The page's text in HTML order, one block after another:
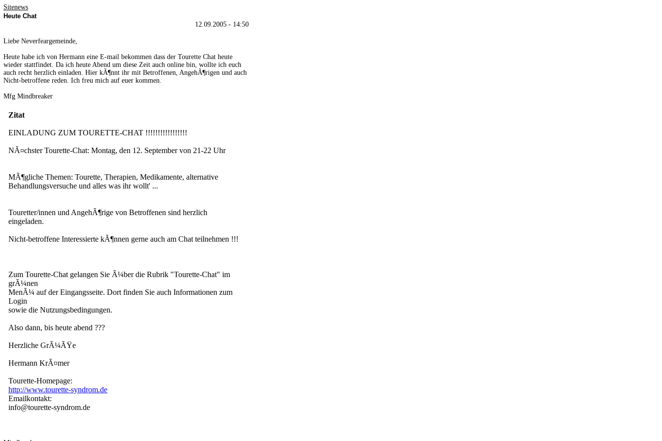
Sitenews
Heute Chat
12.09.2005 - 14:50
Liebe Neverfeargemeinde,
Heute habe ich von Hermann eine E-mail bekommen dass der Tourette Chat heute
wieder stattfindet. Da ich heute Abend um diese Zeit auch online bin, wollte ich euch
auch recht herzlich einladen. Hier kÃ¶nnt ihr mit Betroffenen, AngehÃ¶rigen und auch
Nicht-betroffene reden. Ich freu mich auf euer kommen.
Mfg Mindbreaker
Zitat
EINLADUNG ZUM TOURETTE-CHAT !!!!!!!!!!!!!!!!!
NÃ¤chster Tourette-Chat: Montag, den 12. September von 21-22 Uhr
MÃ¶gliche Themen: Tourette, Therapien, Medikamente, alternative
Behandlungsversuche und alles was ihr wollt' ...
Touretter/innen und AngehÃ¶rige von Betroffenen sind herzlich
eingeladen.
Nicht-betroffene Interessierte kÃ¶nnen gerne auch am Chat teilnehmen !!!
Zum Tourette-Chat gelangen Sie Ã¼ber die Rubrik "Tourette-Chat" im
grÃ¼nen
MenÃ¼ auf der Eingangsseite. Dort finden Sie auch Informationen zum
Login
sowie die Nutzungsbedingungen.
Also dann, bis heute abend ???
Herzliche GrÃ¼ÃŸe
Hermann KrÃ¤mer
Tourette-Homepage:
http://www.tourette-syndrom.de
Emailkontakt:
info@tourette-syndrom.de